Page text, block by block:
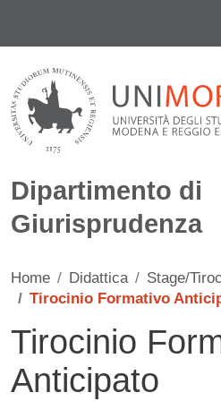
Dipartimento di
Giurisprudenza
Home Didattica
Stage/
Tirocinio Formativo
Tirocinio
Anticipato